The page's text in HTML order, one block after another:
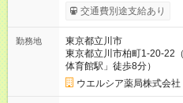
よる更新判定あり 社内試
り （大学生は＋20円） 試用期間あり：入社日から3ヶ月間／本
間の長さ：3ヶ月 雇用形態
交通費別途支給あり
勤務地
東京都立川市
東京都立川市柏町1-20-22
体育館駅」徒歩8分）
ウエルシア薬局株式会社